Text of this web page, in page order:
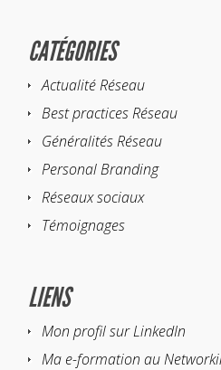
CATÉGORIES
Actualité Réseau
Best practices Réseau
Généralités Réseau
Personal Branding
Réseaux sociaux
Témoignages
LIENS
Mon profil sur LinkedIn
Ma e-formation au